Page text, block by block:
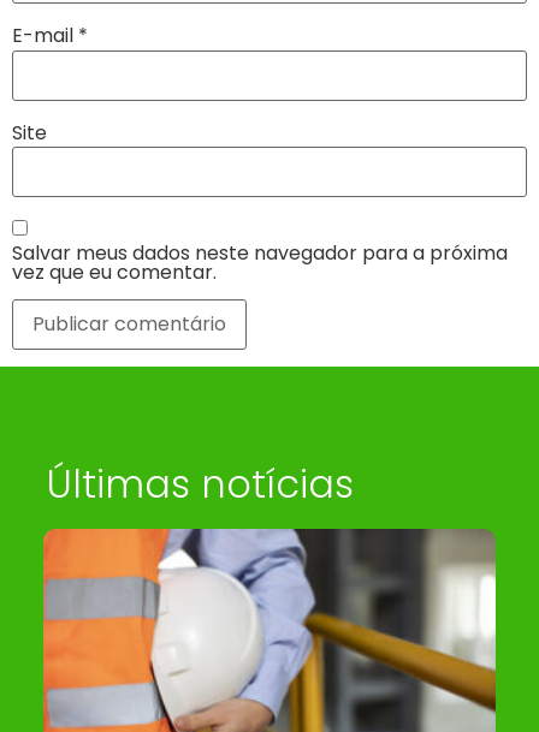
E-mail *
Site
Salvar meus dados neste navegador para a próxima
vez que eu comentar.
Últimas notícias